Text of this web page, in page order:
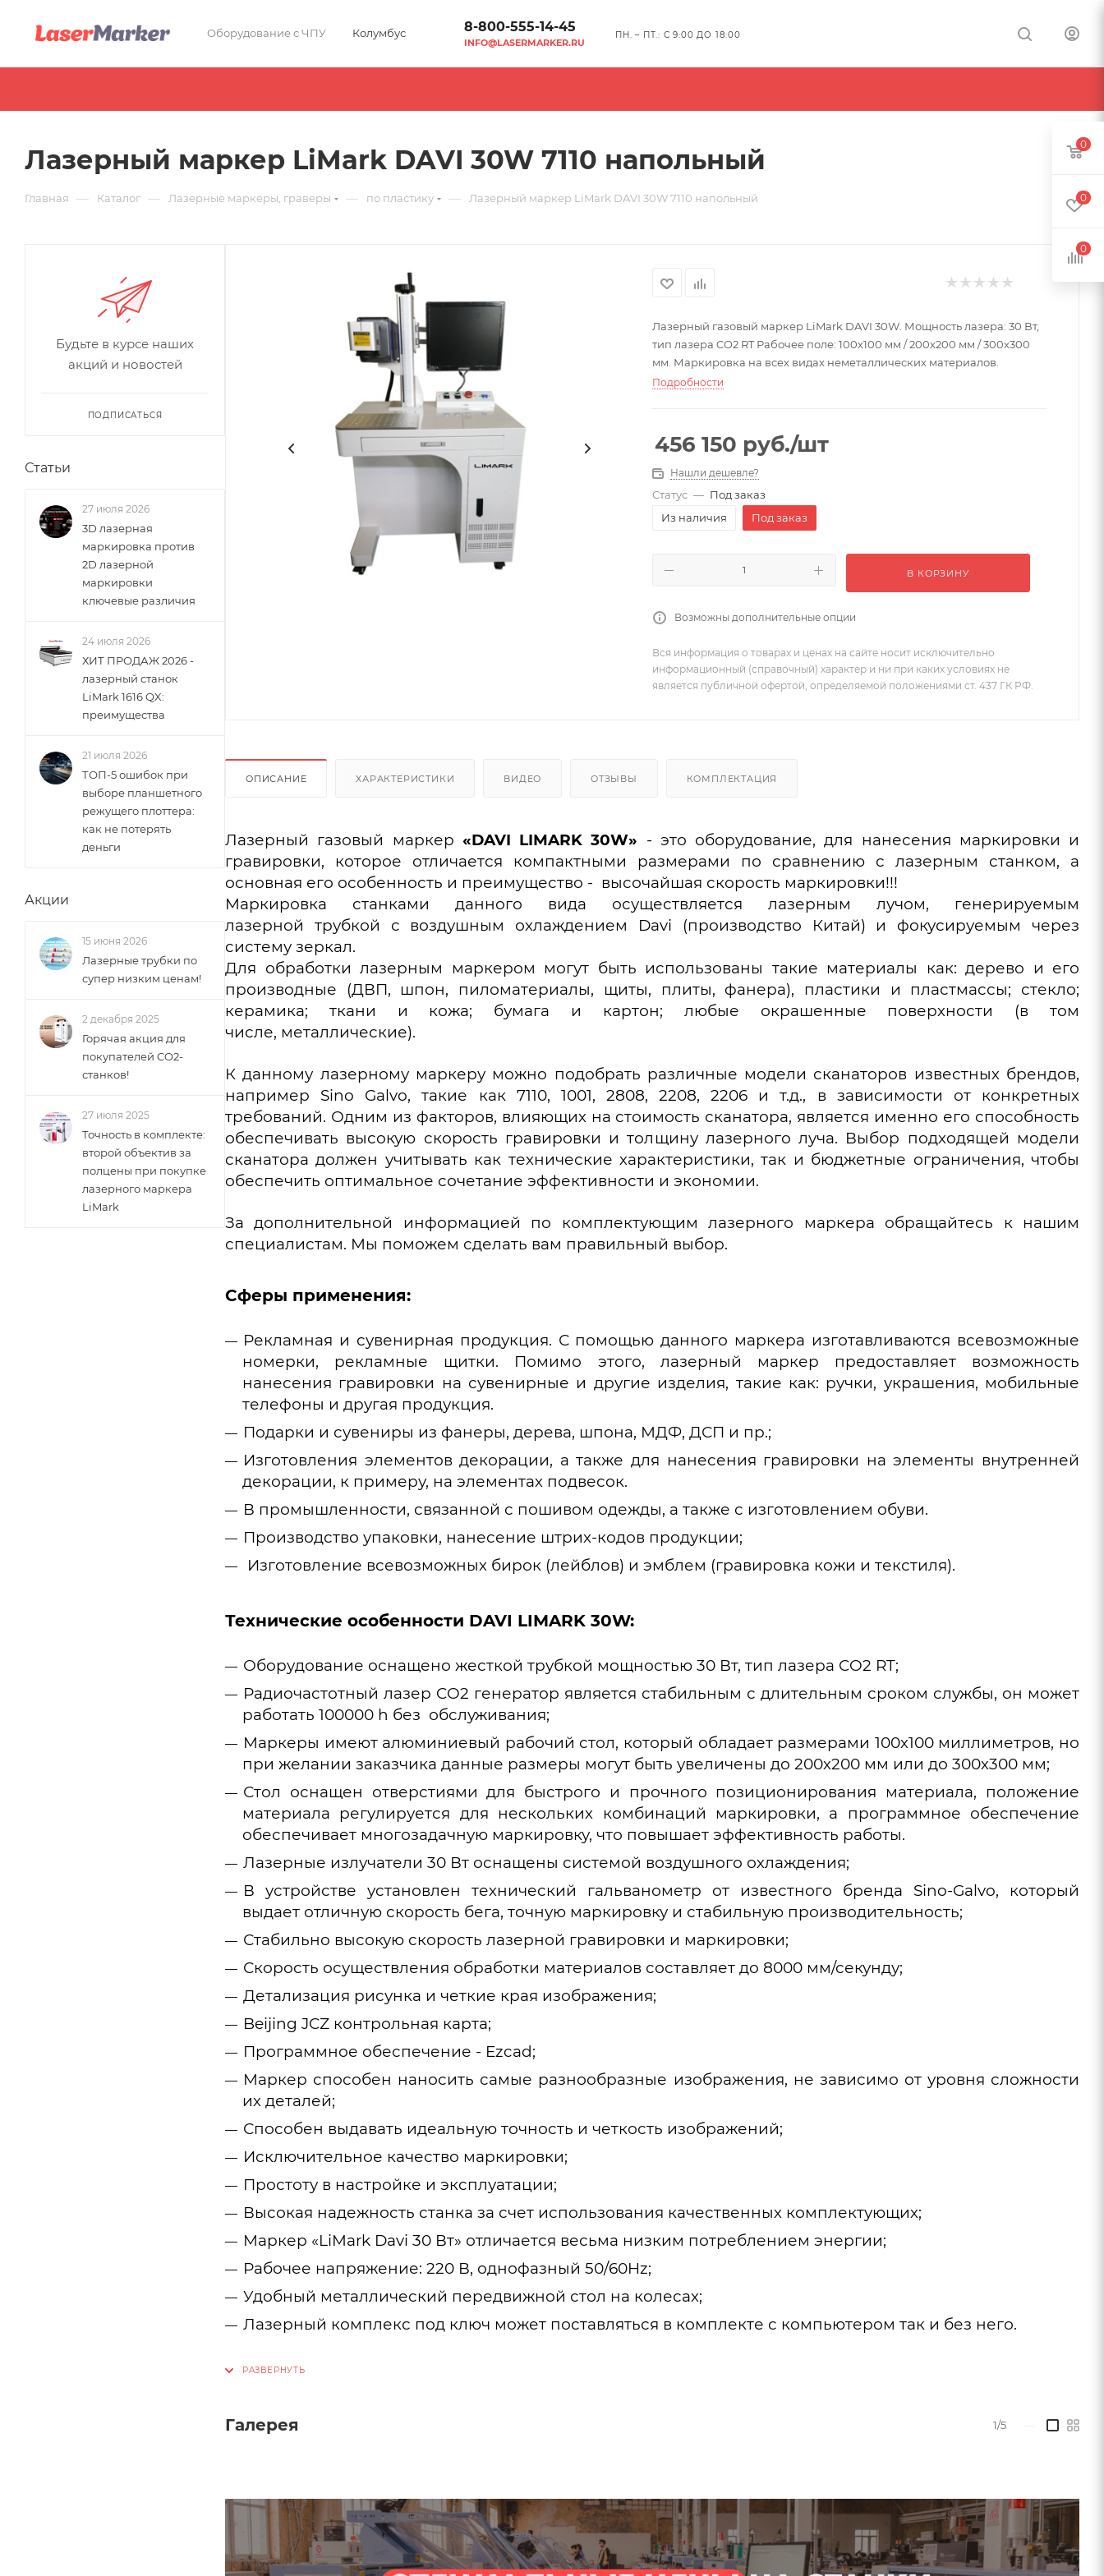
Оборудование с ЧПУ Колумбус 8-800-555-14-45
INFO@LASERMARKER.RU
ПН. – ПТ.: С 9:00 ДО 18:00
Лазерный маркер LiMark DAVI 30W 7110 напольный
Главная — Каталог — Лазерные маркеры, граверы — по пластику — Лазерный маркер LiMark DAVI 30W 7110 напольный
Лазерный газовый маркер LiMark DAVI 30W. Мощность лазера: 30 Вт,
тип лазера CO2 RT Рабочее поле: 100х100 мм / 200х200 мм / 300х300
мм. Маркировка на всех видах неметаллических материалов.
Подробности
456 150 руб./шт
Нашли дешевле?
Статус — Под заказ
Из наличия
Под заказ
В КОРЗИНУ
Возможны дополнительные опции
Вся информация о товарах и ценах на сайте носит исключительно
информационный (справочный) характер и ни при каких условиях не
является публичной офертой, определяемой положениями ст. 437 ГК РФ.
ОПИСАНИЕ ХАРАКТЕРИСТИКИ ВИДЕО ОТЗЫВЫ КОМПЛЕКТАЦИЯ
Лазерный газовый маркер «DAVI LIMARK 30W» - это оборудование, для нанесения маркировки и
гравировки, которое отличается компактными размерами по сравнению с лазерным станком, а
основная его особенность и преимущество - высочайшая скорость маркировки!!!
Маркировка станками данного вида осуществляется лазерным лучом, генерируемым
лазерной трубкой с воздушным охлаждением Davi (производство Китай) и фокусируемым через
систему зеркал.
Для обработки лазерным маркером могут быть использованы такие материалы как: дерево и его
производные (ДВП, шпон, пиломатериалы, щиты, плиты, фанера), пластики и пластмассы; стекло;
керамика; ткани и кожа; бумага и картон; любые окрашенные поверхности (в том
числе, металлические).
К данному лазерному маркеру можно подобрать различные модели сканаторов известных брендов,
например Sino Galvo, такие как 7110, 1001, 2808, 2208, 2206 и т.д., в зависимости от конкретных
требований. Одним из факторов, влияющих на стоимость сканатора, является именно его способность
обеспечивать высокую скорость гравировки и толщину лазерного луча. Выбор подходящей модели
сканатора должен учитывать как технические характеристики, так и бюджетные ограничения, чтобы
обеспечить оптимальное сочетание эффективности и экономии.
За дополнительной информацией по комплектующим лазерного маркера обращайтесь к нашим
специалистам. Мы поможем сделать вам правильный выбор.
Сферы применения:
Рекламная и сувенирная продукция. С помощью данного маркера изготавливаются всевозможные
номерки, рекламные щитки. Помимо этого, лазерный маркер предоставляет возможность
нанесения гравировки на сувенирные и другие изделия, такие как: ручки, украшения, мобильные
телефоны и другая продукция.
Подарки и сувениры из фанеры, дерева, шпона, МДФ, ДСП и пр.;
Изготовления элементов декорации, а также для нанесения гравировки на элементы внутренней
декорации, к примеру, на элементах подвесок.
В промышленности, связанной с пошивом одежды, а также с изготовлением обуви.
Производство упаковки, нанесение штрих-кодов продукции;
Изготовление всевозможных бирок (лейблов) и эмблем (гравировка кожи и текстиля).
Технические особенности DAVI LIMARK 30W:
Оборудование оснащено жесткой трубкой мощностью 30 Вт, тип лазера CO2 RT;
Радиочастотный лазер CO2 генератор является стабильным с длительным сроком службы, он может
работать 100000 h без обслуживания;
Маркеры имеют алюминиевый рабочий стол, который обладает размерами 100х100 миллиметров, но
при желании заказчика данные размеры могут быть увеличены до 200х200 мм или до 300х300 мм;
Стол оснащен отверстиями для быстрого и прочного позиционирования материала, положение
материала регулируется для нескольких комбинаций маркировки, а программное обеспечение
обеспечивает многозадачную маркировку, что повышает эффективность работы.
Лазерные излучатели 30 Вт оснащены системой воздушного охлаждения;
В устройстве установлен технический гальванометр от известного бренда Sino-Galvo, который
выдает отличную скорость бега, точную маркировку и стабильную производительность;
Стабильно высокую скорость лазерной гравировки и маркировки;
Скорость осуществления обработки материалов составляет до 8000 мм/секунду;
Детализация рисунка и четкие края изображения;
Beijing JCZ контрольная карта;
Программное обеспечение - Ezcad;
Маркер способен наносить самые разнообразные изображения, не зависимо от уровня сложности
их деталей;
Способен выдавать идеальную точность и четкость изображений;
Исключительное качество маркировки;
Простоту в настройке и эксплуатации;
Высокая надежность станка за счет использования качественных комплектующих;
Маркер «LiMark Davi 30 Вт» отличается весьма низким потреблением энергии;
Рабочее напряжение: 220 В, однофазный 50/60Hz;
Удобный металлический передвижной стол на колесах;
Лазерный комплекс под ключ может поставляться в комплекте с компьютером так и без него.
Галерея 1/5
Будьте в курсе наших
акций и новостей
ПОДПИСАТЬСЯ
Статьи
27 июля 2026
3D лазерная
маркировка против
2D лазерной
маркировки
ключевые различия
24 июля 2026
ХИТ ПРОДАЖ 2026 -
лазерный станок
LiMark 1616 QX:
преимущества
21 июля 2026
ТОП-5 ошибок при
выборе планшетного
режущего плоттера:
как не потерять
деньги
Акции
15 июня 2026
Лазерные трубки по
супер низким ценам!
2 декабря 2025
Горячая акция для
покупателей CO2-
станков!
27 июля 2025
Точность в комплекте:
второй объектив за
полцены при покупке
лазерного маркера
LiMark
0
0
0